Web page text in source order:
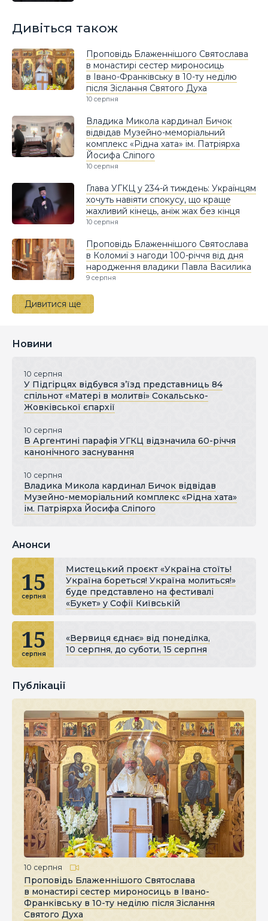
Дивіться також
Проповідь Блаженнішого Святослава
в монастирі сестер мироносиць
в Івано-Франківську в 10-ту неділю
після Зіслання Святого Духа
10 серпня
Владика Микола кардинал Бичок
відвідав Музейно-меморіальний
комплекс «Рідна хата» ім. Патріярха
Йосифа Сліпого
10 серпня
Глава УГКЦ у 234-й тиждень: Українцям
хочуть навіяти спокусу, що краще
жахливий кінець, аніж жах без кінця
10 серпня
Проповідь Блаженнішого Святослава
в Коломиї з нагоди 100-річчя від дня
народження владики Павла Василика
9 серпня
Дивитися ще
Новини
10 серпня
У Підгірцях відбувся з’їзд представниць 84
спільнот «Матері в молитві» Сокальсько-
Жовківської єпархії
10 серпня
В Аргентині парафія УГКЦ відзначила 60-річчя
канонічного заснування
10 серпня
Владика Микола кардинал Бичок відвідав
Музейно-меморіальний комплекс «Рідна хата»
ім. Патріярха Йосифа Сліпого
Анонси
15
серпня
Мистецький проєкт «Україна стоїть!
Україна бореться! Україна молиться!»
буде представлено на фестивалі
«Букет» у Софії Київській
15
серпня
«Вервиця єднає» від понеділка,
10 серпня, до суботи, 15 серпня
Публікації
10 серпня
Проповідь Блаженнішого Святослава
в монастирі сестер мироносиць в Івано-
Франківську в 10-ту неділю після Зіслання
Святого Духа